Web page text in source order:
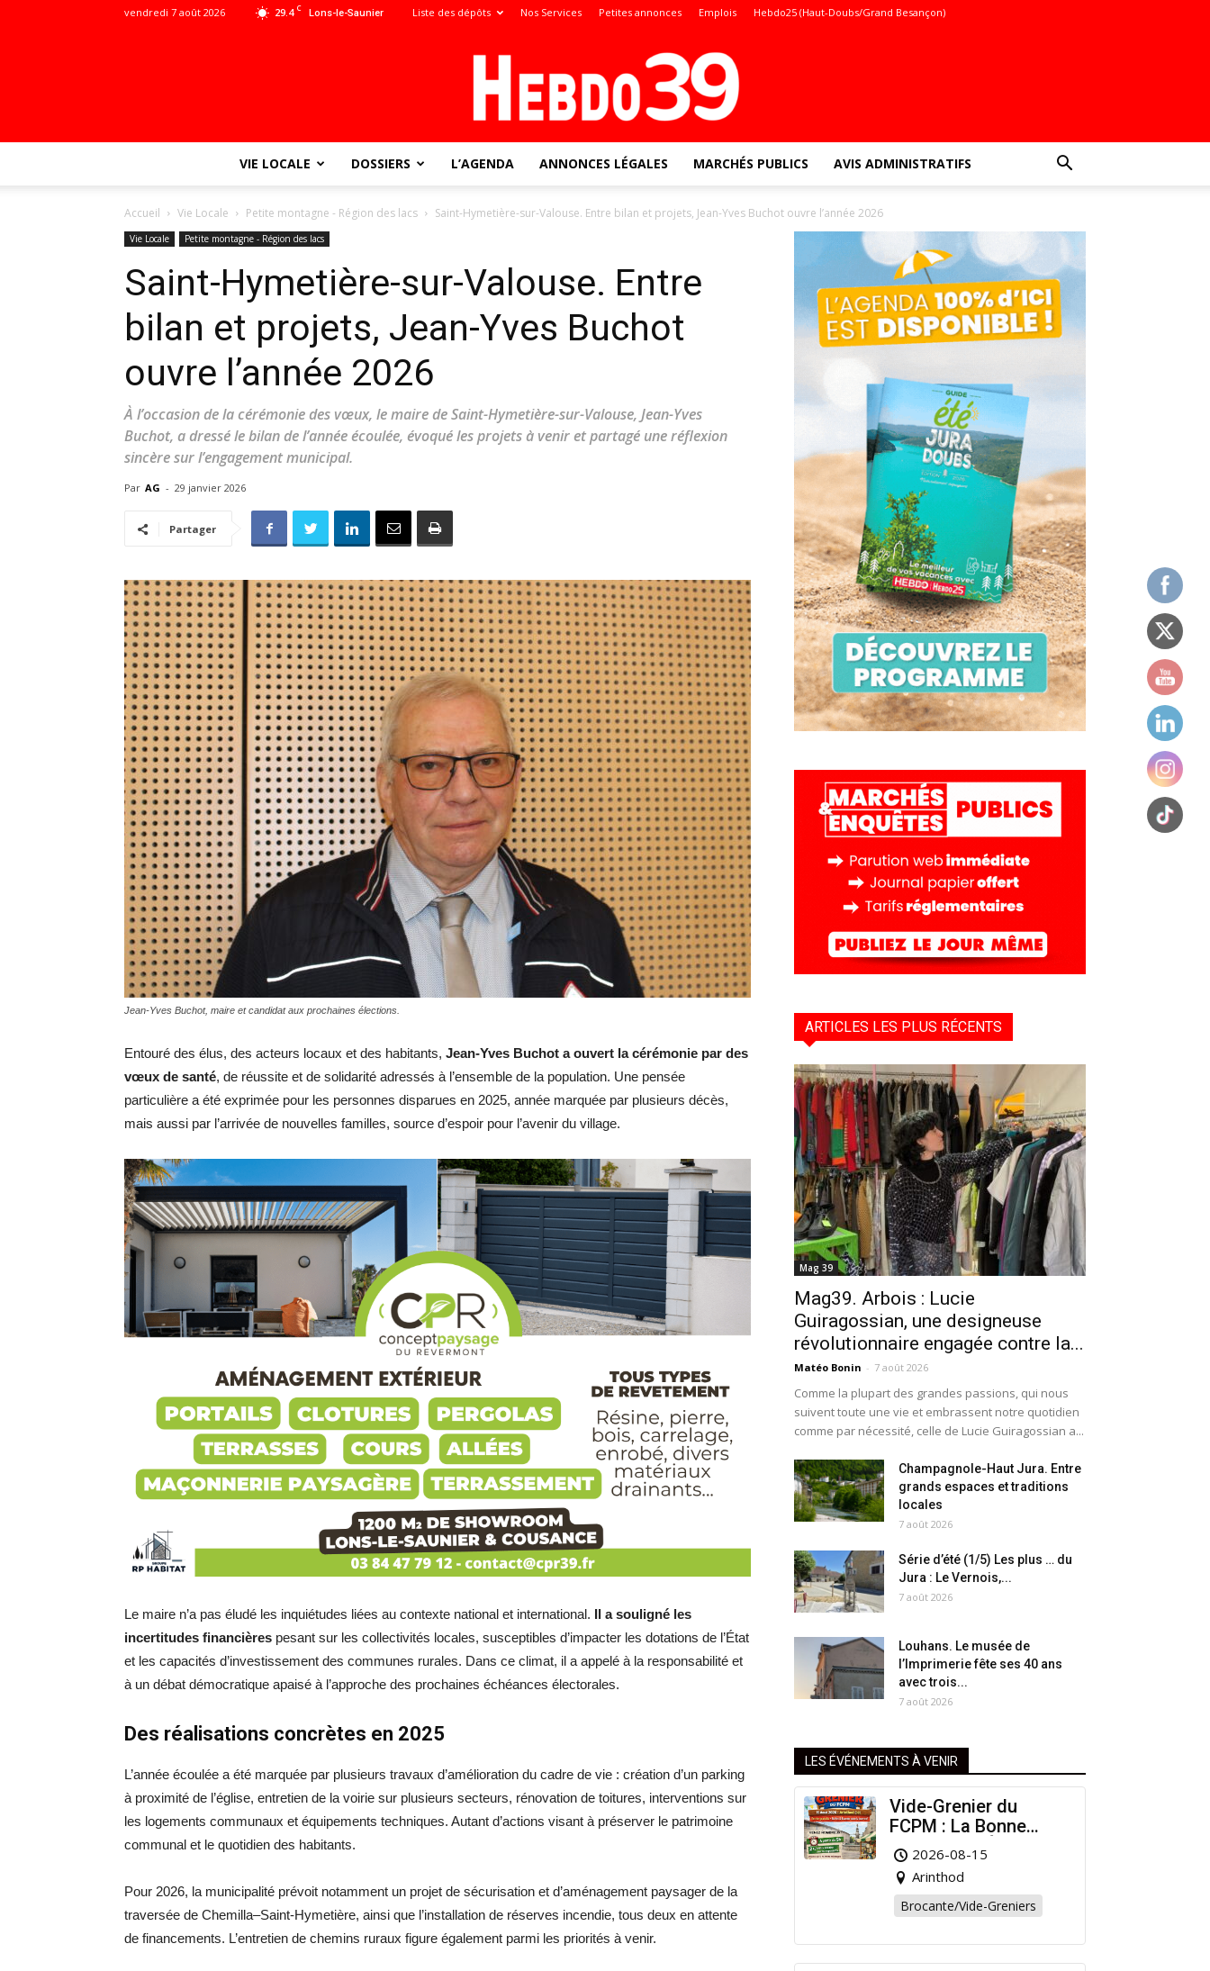
29.4 C Lons-le-Saunier
vendredi 7 août 2026 Liste des dépôts Nos Services Petites annonces Emplois Hebdo25 (Haut-Doubs/Grand Besançon)
toute
locale
–
Hebdo39
VIE LOCALE DOSSIERS L’AGENDA ANNONCES LÉGALES MARCHÉS PUBLICS AVIS ADMINISTRATIFS
Accueil Vie Locale Petite montagne - Région des lacs Saint-Hymetière-sur-Valouse. Entre bilan et projets, Jean-Yves Buchot ouvre l’année 2026
Vie Locale Petite montagne - Région des lacs
Saint-Hymetière-sur-Valouse. Entre
bilan et projets, Jean-Yves Buchot
ouvre l’année 2026
À l’occasion de la cérémonie des vœux, le maire de Saint-Hymetière-sur-Valouse, Jean-Yves
Buchot, a dressé le bilan de l’année écoulée, évoqué les projets à venir et partagé une réflexion
sincère sur l’engagement municipal.
Par AG - 29 janvier 2026
Partager
Jean-Yves Buchot, maire et candidat aux prochaines élections.
Entouré des élus, des acteurs locaux et des habitants, Jean-Yves Buchot a ouvert la cérémonie par des
vœux de santé, de réussite et de solidarité adressés à l’ensemble de la population. Une pensée
particulière a été exprimée pour les personnes disparues en 2025, année marquée par plusieurs décès,
mais aussi par l’arrivée de nouvelles familles, source d’espoir pour l’avenir du village.
Le maire n’a pas éludé les inquiétudes liées au contexte national et international. Il a souligné les
incertitudes financières pesant sur les collectivités locales, susceptibles d’impacter les dotations de l’État
et les capacités d’investissement des communes rurales. Dans ce climat, il a appelé à la responsabilité et
à un débat démocratique apaisé à l’approche des prochaines échéances électorales.
Des réalisations concrètes en 2025
L’année écoulée a été marquée par plusieurs travaux d’amélioration du cadre de vie : création d’un parking
à proximité de l’église, entretien de la voirie sur plusieurs secteurs, rénovation de toitures, interventions sur
les logements communaux et équipements techniques. Autant d’actions visant à préserver le patrimoine
communal et le quotidien des habitants.
Pour 2026, la municipalité prévoit notamment un projet de sécurisation et d’aménagement paysager de la
traversée de Chemilla–Saint-Hymetière, ainsi que l’installation de réserves incendie, tous deux en attente
de financements. L’entretien de chemins ruraux figure également parmi les priorités à venir.
ARTICLES LES PLUS RÉCENTS
Mag 39
Mag39. Arbois : Lucie
Guiragossian, une designeuse
révolutionnaire engagée contre la...
Matéo Bonin - 7 août 2026
Comme la plupart des grandes passions, qui nous
suivent toute une vie et embrassent notre quotidien
comme par nécessité, celle de Lucie Guiragossian a...
Champagnole-Haut Jura. Entre
grands espaces et traditions
locales
7 août 2026
Série d’été (1/5) Les plus … du
Jura : Le Vernois,...
7 août 2026
Louhans. Le musée de
l’Imprimerie fête ses 40 ans
avec trois...
7 août 2026
LES ÉVÉNEMENTS À VENIR
Vide-Grenier du
FCPM : La Bonne
Affaire de l’Été à
Arinthod !
2026-08-15
Arinthod
Brocante/Vide-Greniers